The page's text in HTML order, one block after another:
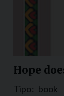
Hope
Tipo: book